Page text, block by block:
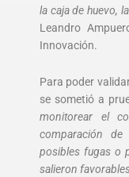
la caja de huevo,
Leandro
Innovación.
Para poder
se sometió a
monitorear el
comparación
posibles fugas o
salieron